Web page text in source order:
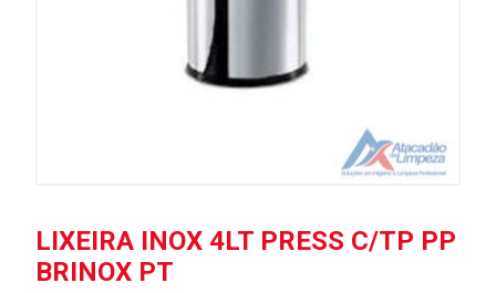
LIXEIRA INOX 4LT PRESS C/TP PP
BRINOX PT